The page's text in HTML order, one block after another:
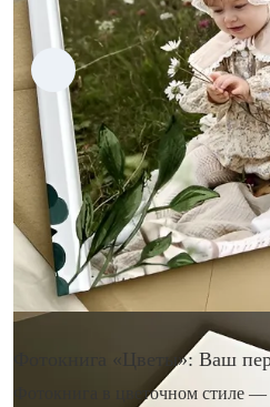
Фотокнига «Цветы»: Ваш
Фотокнига в цветочном стиле